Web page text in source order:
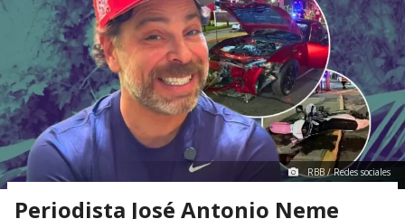
RBB / Redes sociales
Periodista José Antonio Neme